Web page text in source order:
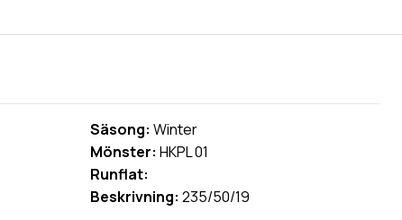
Säsong: Winter
Mönster: HKPL 01
Runflat:
Beskrivning: 235/50/19